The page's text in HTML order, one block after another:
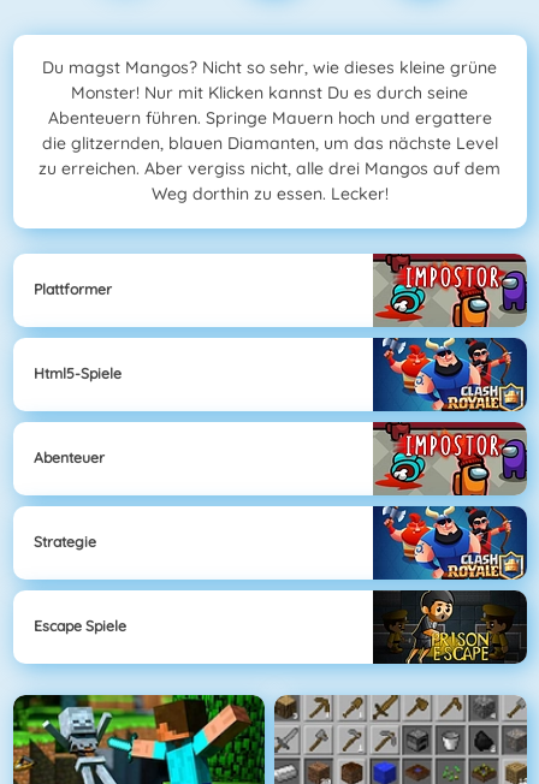
Du magst Mangos? Nicht so sehr, wie dieses kleine grüne
Monster! Nur mit Klicken kannst Du es durch seine
Abenteuern führen. Springe Mauern hoch und ergattere
die glitzernden, blauen Diamanten, um das nächste Level
zu erreichen. Aber vergiss nicht, alle drei Mangos auf dem
Weg dorthin zu essen. Lecker!
Plattformer
Html5-Spiele
Abenteuer
Strategie
Escape Spiele